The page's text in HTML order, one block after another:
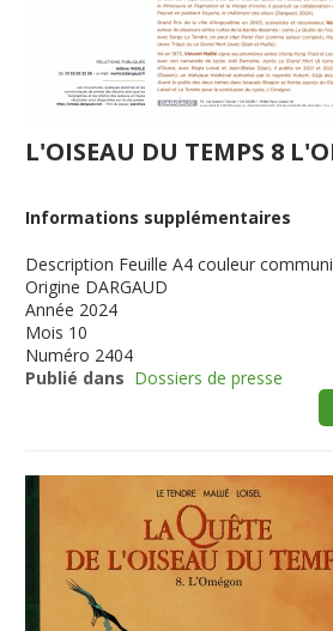
L'OISEAU DU TEMPS 8
Informations supplémentaires
Description Feuille A4 couleur
Origine DARGAUD
Année 2024
Mois 10
Numéro 2404
Publié dans Dossiers de presse